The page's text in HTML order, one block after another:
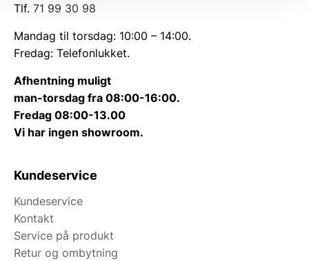
Tlf. 71 99 30 98
Mandag til torsdag: 10:00 – 14:00.
Fredag: Telefonlukket.
Afhentning muligt
man-torsdag fra 08:00-16:00.
Fredag 08:00-13.00
Vi har ingen showroom.
Kundeservice
Kundeservice
Kontakt
Service på produkt
Retur og ombytning